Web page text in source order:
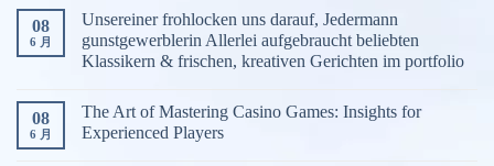
08
6 月
Unsereiner frohlocken uns darauf, Jedermann
gunstgewerblerin Allerlei aufgebraucht beliebten
Klassikern & frischen, kreativen Gerichten im portfolio
08
6 月
The Art of Mastering Casino Games: Insights for
Experienced Players